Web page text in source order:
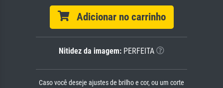
Adicionar no carrinho
Nitidez da imagem: PERFEITA
Caso você deseje ajustes de brilho e cor, ou um corte